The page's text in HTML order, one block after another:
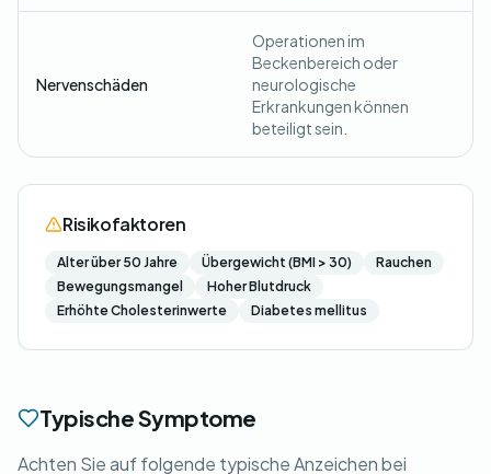
Nervenschäden
Operationen im
Beckenbereich oder
neurologische
Erkrankungen können
beteiligt sein.
Risikofaktoren
Alter über 50 Jahre Übergewicht (BMI > 30)
Rauchen
Bewegungsmangel
Hoher Blutdruck
Erhöhte Cholesterinwerte
Diabetes mellitus
Typische Symptome
Achten Sie auf folgende typische Anzeichen bei